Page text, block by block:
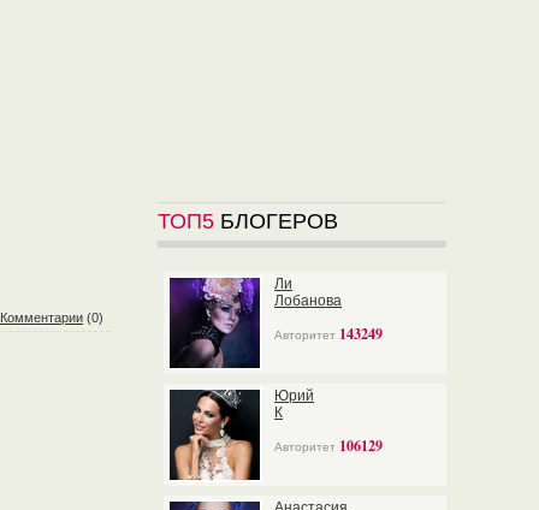
Комментарии (0)
ТОП5 БЛОГЕРОВ
Ли
Лобанова
Авторитет 143249
Юрий
К
Авторитет 106129